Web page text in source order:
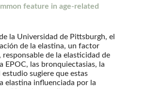
feature in age-related
la Universidad de Pittsburgh, el
de la elastina, un factor
de la elasticidad de
EPOC, las bronquiectasias, la
sugiere que estas
elastina influenciada por la